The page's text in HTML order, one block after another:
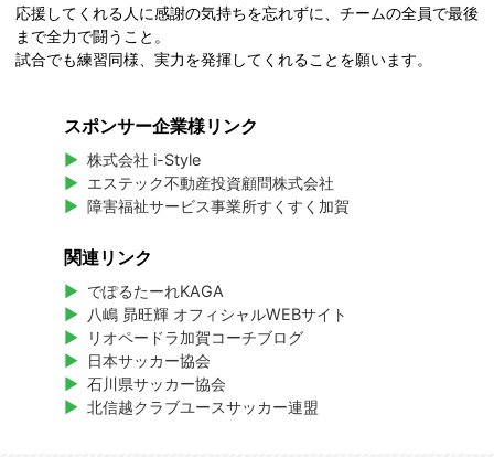
応援してくれる人に感謝の気持ちを忘れずに、チームの全員で最後
まで全力で闘うこと。
試合でも練習同様、実力を発揮してくれることを願います。
スポンサー企業様リンク
株式会社 i-Style
エステック不動産投資顧問株式会社
障害福祉サービス事業所すくすく加賀
関連リンク
でぽるたーれKAGA
八嶋 昴旺輝 オフィシャルWEBサイト
リオペードラ加賀コーチブログ
日本サッカー協会
石川県サッカー協会
北信越クラブユースサッカー連盟